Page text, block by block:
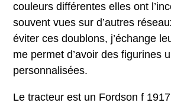
couleurs différentes elles ont
souvent vues sur d’autres
éviter ces doublons, j’échange
me permet d’avoir des figurines
personnalisées.
Le tracteur est un Fordson f